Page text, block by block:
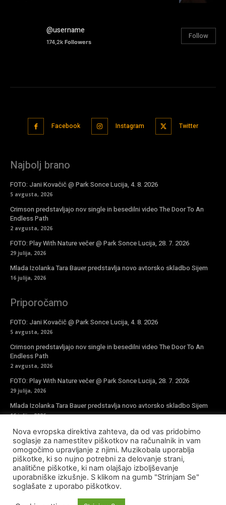
@username
174,2k Followers
Follow
Facebook Instagram Twitter
Najbolj brano
FOTO: Jani Kovačič @ Park Sonce Lucija, 4. 8. 2026
5 avgusta, 2026
Crimson predstavljajo nov single in besedilni video The Door To An
Endless Path
2 avgusta, 2026
FOTO: Play With Nature večer @ Park Sonce Lucija, 28. 7. 2026
29 julija, 2026
Mlada Izolanka Tara Bauer predstavlja novo avtorsko skladbo Sijem
16 julija, 2026
Priporočamo
FOTO: Jani Kovačič @ Park Sonce Lucija, 4. 8. 2026
5 avgusta, 2026
Crimson predstavljajo nov single in besedilni video The Door To An
Endless Path
2 avgusta, 2026
FOTO: Play With Nature večer @ Park Sonce Lucija, 28. 7. 2026
29 julija, 2026
Mlada Izolanka Tara Bauer predstavlja novo avtorsko skladbo Sijem
16 julija, 2026
Vpiši se v novičke
Nova evropska direktiva zahteva, da od vas pridobimo
soglasje za namestitev piškotkov na računalnik in vam
omogočimo upravljanje z njimi. Muzikobala uporablja
piškotke, ki so nujno potrebni za delovanje strani,
analitične piškotke, ki nam olajšajo izboljševanje
uporabniške izkušnje. S klikom na gumb "Strinjam Se"
soglašate z uporabo piškotkov.